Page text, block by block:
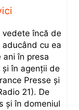
vedete încă de
cu ea
în presa
și în agenții de
Presse și
21). De
și în domeniul